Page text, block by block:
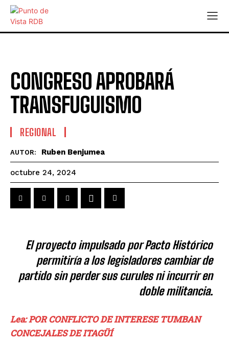
CONGRESO APROBARÁ
TRANSFUGUISMO
REGIONAL
AUTOR: Ruben Benjumea
octubre 24, 2024
El proyecto impulsado por Pacto Histórico
permitiría a los legisladores cambiar de
partido sin perder sus curules ni incurrir en
doble militancia.
Lea: POR CONFLICTO DE INTERESE TUMBAN
CONCEJALES DE ITAGÜÍ